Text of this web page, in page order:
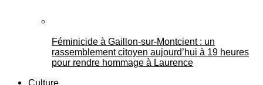
Féminicide à Gaillon‑sur‑Montcient : un
rassemblement citoyen aujourd’hui à 19 heures
pour rendre hommage à Laurence
Culture